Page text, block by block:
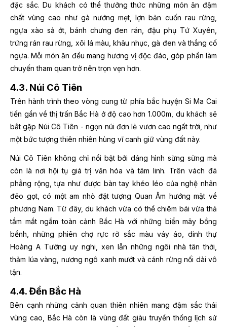
đặc sắc. Du khách có thể thưởng thức những món ăn đậm
chất vùng cao như gà nướng mẹt, lợn bản cuốn rau rừng,
ngựa xào sả ớt, bánh chưng đen rán, đậu phụ Tứ Xuyên,
trứng rán rau rừng, xôi lá màu, khâu nhục, gà đen và thắng cố
ngựa. Mỗi món ăn đều mang hương vị độc đáo, góp phần làm
chuyến tham quan trở nên trọn vẹn hơn.
4.3. Núi Cô Tiên
Trên hành trình theo vòng cung từ phía bắc huyện Si Ma Cai
tiến gần về thị trấn Bắc Hà ở độ cao hơn 1.000m, du khách sẽ
bắt gặp Núi Cô Tiên - ngọn núi đơn lẻ vươn cao ngất trời, như
một bức tượng thiên nhiên hùng vĩ canh giữ vùng đất này.
Núi Cô Tiên không chỉ nổi bật bởi dáng hình sừng sững mà
còn là nơi hội tụ giá trị văn hóa và tâm linh. Trên vách đá
phẳng rộng, tựa như được bàn tay khéo léo của nghệ nhân
đẽo gọt, có một am nhỏ đặt tượng Quan Âm hướng mặt về
phương Nam. Từ đây, du khách vừa có thể chiêm bái vừa thả
tầm mắt ngắm toàn cảnh Bắc Hà với những biển mây bồng
bềnh, những phiên chợ rực rỡ sắc màu váy áo, dinh thự
Hoàng A Tưởng uy nghi, xen lẫn những ngôi nhà tân thời,
thảm lúa vàng, nương ngô xanh mướt và cánh rừng nối dài vô
tận.
4.4. Đền Bắc Hà
Bên cạnh những cảnh quan thiên nhiên mang đậm sắc thái
vùng cao, Bắc Hà còn là vùng đất giàu truyền thống lịch sử